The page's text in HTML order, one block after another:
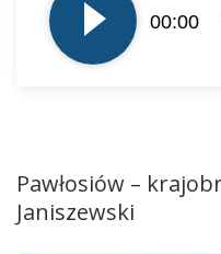
dźwiękowych
00:00
Pawłosiów –
Janiszewski